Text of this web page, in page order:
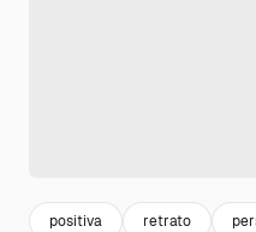
positiva retrato